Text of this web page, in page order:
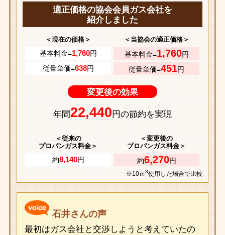
適正価格の協会会員ガス会社を
紹介しました
＜現在の価格＞ ＜当協会の適正価格＞
基本料金=1,760円 基本料金=1,760円
従量単価=638円 従量単価=451円
変更後の効果
年間22,440 円の節約を実現
＜従来の
プロパンガス料金＞
＜変更後の
プロパンガス料金＞
約8,140円 約6,270円
※10ｍ3使用した場合で比較
石井さんの声
最初はガス会社と交渉しようと考えていたの